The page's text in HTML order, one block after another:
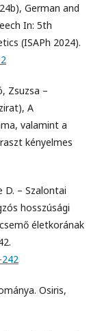
German and
In: 5th
(ISAPh 2024).
Zsuzsa –
A
valamint a
kényelmes
D. – Szalontai
hosszúsági
életkorának
Osiris,